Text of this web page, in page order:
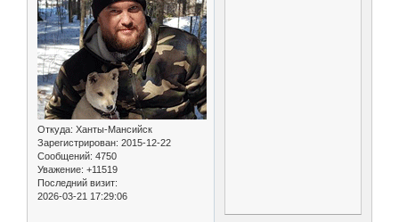
Откуда: Ханты-Мансийск
Зарегистрирован: 2015-12-22
Сообщений: 4750
Уважение: +11519
Последний визит:
2026-03-21 17:29:06